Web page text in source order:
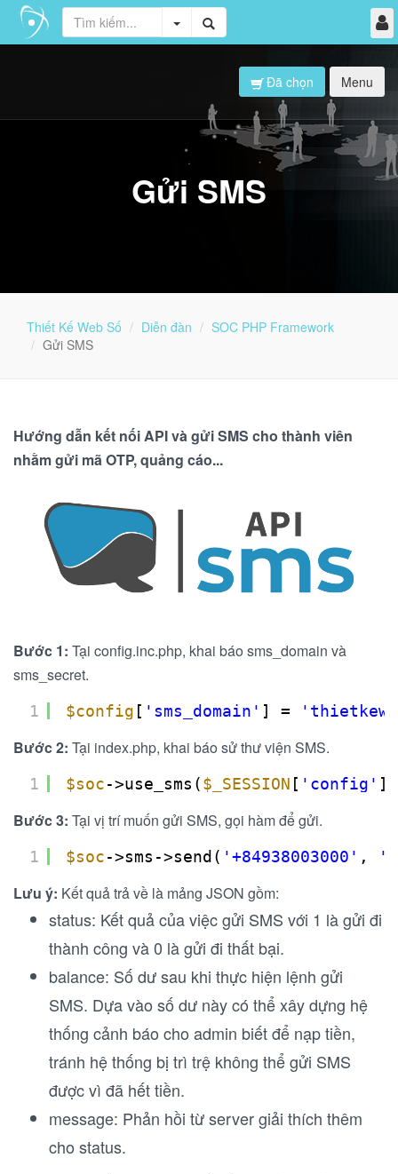
Menu
Đã chọn
Gửi SMS
Thiết Kế Web Số Diễn đàn
SOC PHP Framework
Gửi SMS
Hướng dẫn kết nối API và gửi SMS cho thành viên
nhằm gửi mã OTP, quảng cáo...
Bước 1: Tại config.inc.php, khai báo sms_domain và
sms_secret.
1 $config [ 'sms_domain' ] =
Bước 2: Tại index.php, khai báo sử thư viện SMS.
1 $soc->use_sms($_SESSION [ 'config' ][
Bước 3: Tại vị trí muốn gửi SMS, gọi hàm để gửi.
1 $soc->sms->send( '+84938003000' ,
Lưu ý: Kết quả trả về là mảng JSON gồm:
status: Kết quả của việc gửi SMS với 1 là gửi đi
thành công và 0 là gửi đi thất bại.
balance: Số dư sau khi thực hiện lệnh gửi
SMS. Dựa vào số dư này có thể xây dựng hệ
thống cảnh báo cho admin biết để nạp tiền,
tránh hệ thống bị trì trệ không thể gửi SMS
được vì đã hết tiền.
message: Phản hồi từ server giải thích thêm
cho status.